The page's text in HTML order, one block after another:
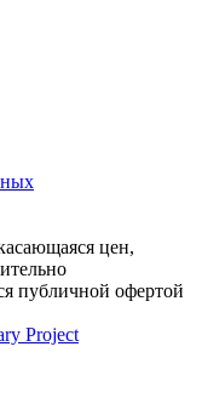
цен,
публичной офертой
Project